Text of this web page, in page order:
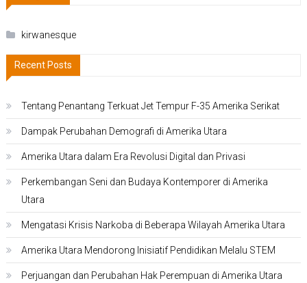
kirwanesque
Recent Posts
Tentang Penantang Terkuat Jet Tempur F-35 Amerika Serikat
Dampak Perubahan Demografi di Amerika Utara
Amerika Utara dalam Era Revolusi Digital dan Privasi
Perkembangan Seni dan Budaya Kontemporer di Amerika
Utara
Mengatasi Krisis Narkoba di Beberapa Wilayah Amerika Utara
Amerika Utara Mendorong Inisiatif Pendidikan Melalu STEM
Perjuangan dan Perubahan Hak Perempuan di Amerika Utara